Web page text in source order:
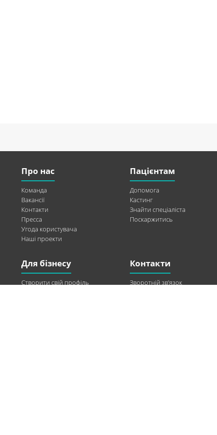
Про нас
Команда
Вакансії
Контакти
Пресса
Угода користувача
Наші проекти
Пацієнтам
Допомога
Кастинг
Знайти спеціаліста
Поскаржитись
Для бізнесу
Створити свій профіль
Контакти
Зворотній зв’язок